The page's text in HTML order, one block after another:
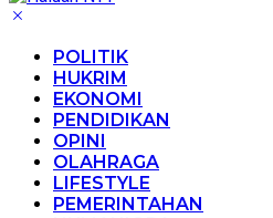
POLITIK
HUKRIM
EKONOMI
PENDIDIKAN
OPINI
OLAHRAGA
LIFESTYLE
PEMERINTAHAN